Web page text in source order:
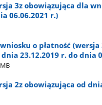
3z obowiązująca dla
06.06.2021 r.)
o płatność
23.12.2019 r. do dnia
2z obowiązująca od